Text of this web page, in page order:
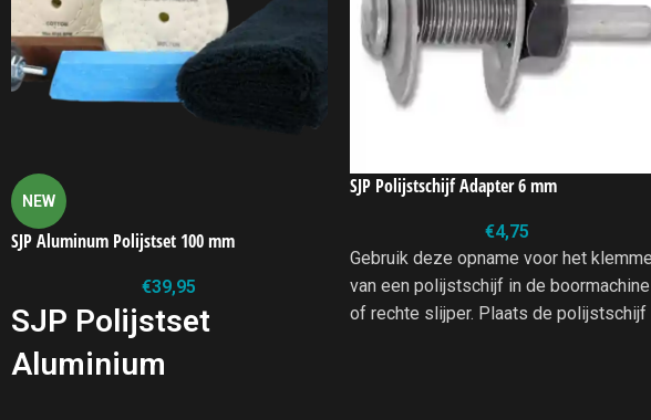
NEW
SJP Aluminum Polijstset 100 mm
€39,95
SJP Polijstset
Aluminium
SJP Polijstschijf Adapter 6 mm
€4,75
Gebruik deze opname voor het
van een polijstschijf in de boormachine
of rechte slijper. Plaats de polijstschijf